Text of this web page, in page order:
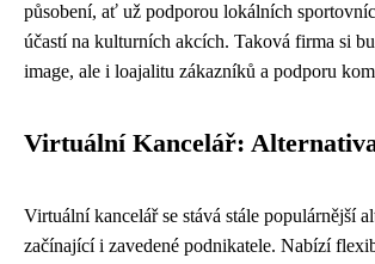
působení, ať už podporou lokálních
účastí na kulturních akcích. Taková firma si
image, ale i loajalitu zákazníků a podporu
Virtuální Kancelář:
Virtuální kancelář se stává stále populárnější
začínající i zavedené podnikatele. Nabízí